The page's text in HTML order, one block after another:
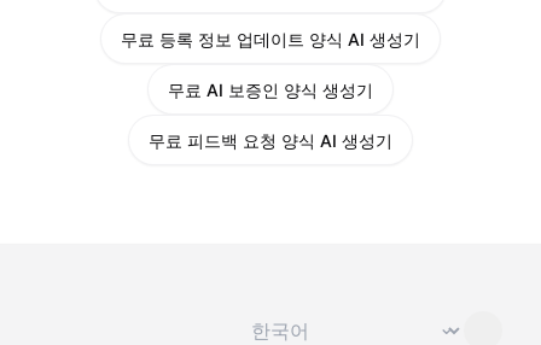
무료 등록 정보 업데이트 양식 AI 생성기
무료 AI 보증인 양식 생성기
무료 피드백 요청 양식 AI 생성기
⌄